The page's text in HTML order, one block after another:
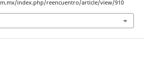
index.php/reencuentro/article/view/910